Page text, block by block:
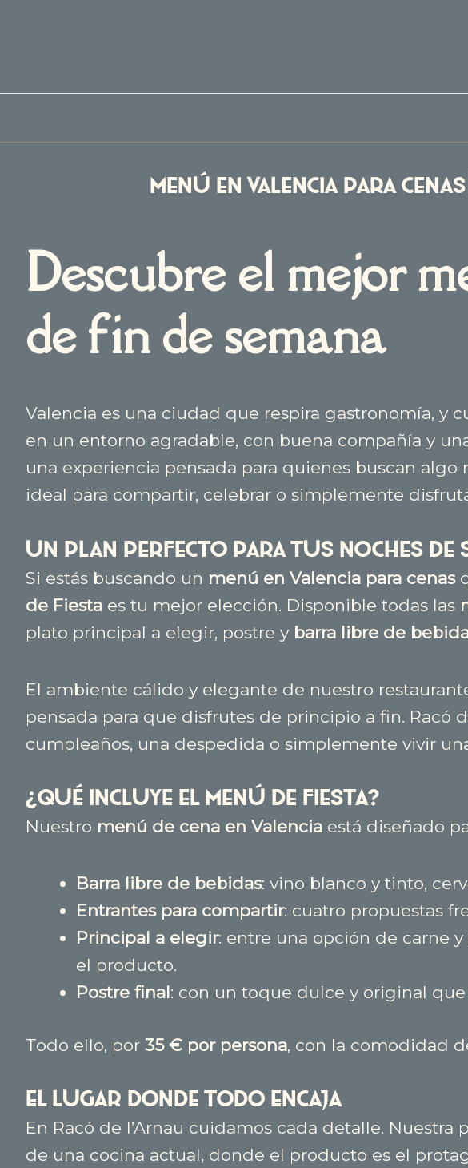
Menú en Valencia para
Descubre el mejor
de fin de semana
Valencia es una ciudad que respira gastronomía, y
en un entorno agradable, con buena compañía y
una experiencia pensada para quienes buscan
ideal para compartir, celebrar o simplemente
Un plan perfecto para tus noches de
Si estás buscando un menú en Valencia para cenas
de Fiesta es tu mejor elección. Disponible todas las
plato principal a elegir, postre y barra libre de
El ambiente cálido y elegante de nuestro
pensada para que disfrutes de principio a fin. Racó
cumpleaños, una despedida o simplemente vivir
¿Qué incluye el Menú de Fiesta?
Nuestro menú de cena en Valencia está diseñado
Barra libre de bebidas: vino blanco y tinto,
Entrantes para compartir: cuatro propuestas
Principal a elegir: entre una opción de carne
el producto.
Postre final: con un toque dulce y original
Todo ello, por 35 € por persona, con la comodidad
El lugar donde todo encaja
En Racó de l’Arnau cuidamos cada detalle.
de una cocina actual, donde el producto es el